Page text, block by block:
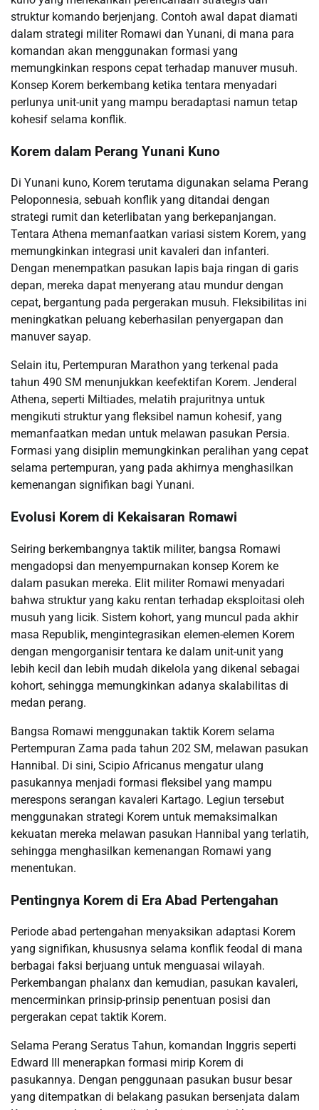
struktur komando berjenjang. Contoh awal dapat diamati
dalam strategi militer Romawi dan Yunani, di mana para
komandan akan menggunakan formasi yang
memungkinkan respons cepat terhadap manuver musuh.
Konsep Korem berkembang ketika tentara menyadari
perlunya unit-unit yang mampu beradaptasi namun tetap
kohesif selama konflik.
Korem dalam Perang Yunani Kuno
Di Yunani kuno, Korem terutama digunakan selama Perang
Peloponnesia, sebuah konflik yang ditandai dengan
strategi rumit dan keterlibatan yang berkepanjangan.
Tentara Athena memanfaatkan variasi sistem Korem, yang
memungkinkan integrasi unit kavaleri dan infanteri.
Dengan menempatkan pasukan lapis baja ringan di garis
depan, mereka dapat menyerang atau mundur dengan
cepat, bergantung pada pergerakan musuh. Fleksibilitas ini
meningkatkan peluang keberhasilan penyergapan dan
manuver sayap.
Selain itu, Pertempuran Marathon yang terkenal pada
tahun 490 SM menunjukkan keefektifan Korem. Jenderal
Athena, seperti Miltiades, melatih prajuritnya untuk
mengikuti struktur yang fleksibel namun kohesif, yang
memanfaatkan medan untuk melawan pasukan Persia.
Formasi yang disiplin memungkinkan peralihan yang cepat
selama pertempuran, yang pada akhirnya menghasilkan
kemenangan signifikan bagi Yunani.
Evolusi Korem di Kekaisaran Romawi
Seiring berkembangnya taktik militer, bangsa Romawi
mengadopsi dan menyempurnakan konsep Korem ke
dalam pasukan mereka. Elit militer Romawi menyadari
bahwa struktur yang kaku rentan terhadap eksploitasi oleh
musuh yang licik. Sistem kohort, yang muncul pada akhir
masa Republik, mengintegrasikan elemen-elemen Korem
dengan mengorganisir tentara ke dalam unit-unit yang
lebih kecil dan lebih mudah dikelola yang dikenal sebagai
kohort, sehingga memungkinkan adanya skalabilitas di
medan perang.
Bangsa Romawi menggunakan taktik Korem selama
Pertempuran Zama pada tahun 202 SM, melawan pasukan
Hannibal. Di sini, Scipio Africanus mengatur ulang
pasukannya menjadi formasi fleksibel yang mampu
merespons serangan kavaleri Kartago. Legiun tersebut
menggunakan strategi Korem untuk memaksimalkan
kekuatan mereka melawan pasukan Hannibal yang terlatih,
sehingga menghasilkan kemenangan Romawi yang
menentukan.
Pentingnya Korem di Era Abad Pertengahan
Periode abad pertengahan menyaksikan adaptasi Korem
yang signifikan, khususnya selama konflik feodal di mana
berbagai faksi berjuang untuk menguasai wilayah.
Perkembangan phalanx dan kemudian, pasukan kavaleri,
mencerminkan prinsip-prinsip penentuan posisi dan
pergerakan cepat taktik Korem.
Selama Perang Seratus Tahun, komandan Inggris seperti
Edward III menerapkan formasi mirip Korem di
pasukannya. Dengan penggunaan pasukan busur besar
yang ditempatkan di belakang pasukan bersenjata dalam